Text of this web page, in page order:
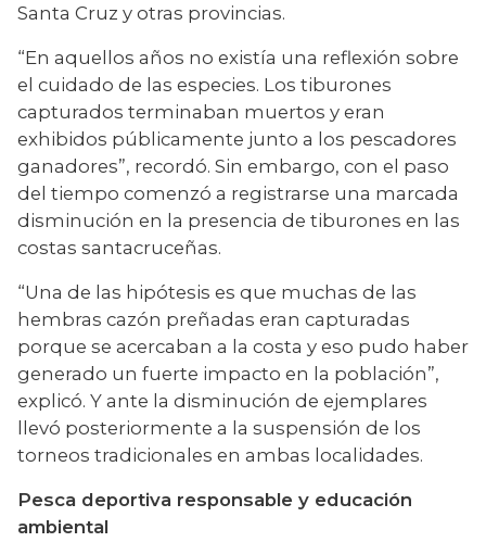
Santa Cruz y otras provincias.
“En aquellos años no existía una reflexión sobre
el cuidado de las especies. Los tiburones
capturados terminaban muertos y eran
exhibidos públicamente junto a los pescadores
ganadores”, recordó. Sin embargo, con el paso
del tiempo comenzó a registrarse una marcada
disminución en la presencia de tiburones en las
costas santacruceñas.
“Una de las hipótesis es que muchas de las
hembras cazón preñadas eran capturadas
porque se acercaban a la costa y eso pudo haber
generado un fuerte impacto en la población”,
explicó. Y ante la disminución de ejemplares
llevó posteriormente a la suspensión de los
torneos tradicionales en ambas localidades.
Pesca deportiva responsable y educación
ambiental